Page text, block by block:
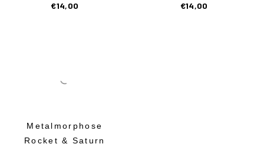
€14,00 €14,00
Metalmorphose
Rocket & Saturn